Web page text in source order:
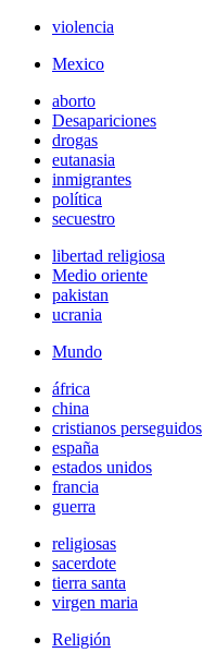
violencia
Mexico
aborto
Desapariciones
drogas
eutanasia
inmigrantes
política
secuestro
libertad religiosa
Medio oriente
pakistan
ucrania
Mundo
áfrica
china
cristianos perseguidos
españa
estados unidos
francia
guerra
religiosas
sacerdote
tierra santa
virgen maria
Religión